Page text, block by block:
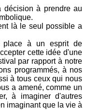
à prendre au
là le seul possible a
place à un esprit de
cette idée d'une
par rapport à notre
programmés, à nos
à tous ceux qui nous
a amené, comme un
à imaginer d'autres
imaginant que la vie à